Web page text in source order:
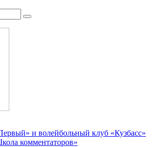
и волейбольный клуб «Кузбасс»
комментаторов»